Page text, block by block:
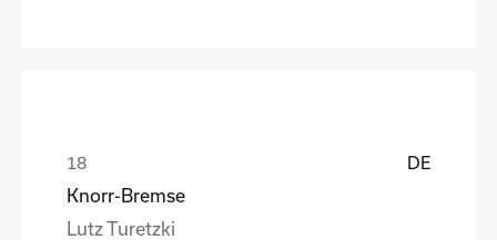
DE
Knorr-Bremse
Lutz Turetzki